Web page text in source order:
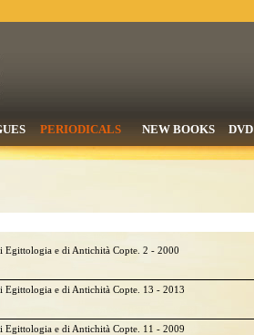
PERIODICALS NEW BOOKS DVD
Egittologia e di Antichità Copte. 2 - 2000
Egittologia e di Antichità Copte. 13 - 2013
Egittologia e di Antichità Copte. 11 - 2009